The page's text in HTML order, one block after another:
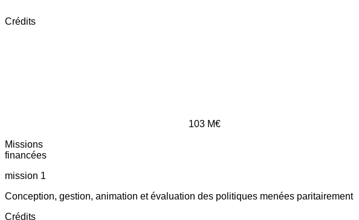
Crédits
103 M€
Missions
financées
mission 1
Conception, gestion, animation et évaluation des politiques menées paritairement
Crédits